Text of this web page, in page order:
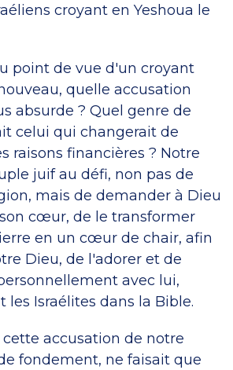
croyant en Yeshoua le
point de vue d'un croyant
quelle accusation
absurde ? Quel genre de
celui qui changerait de
raisons financières ? Notre
juif au défi, non pas de
mais de demander à Dieu
cœur, de le transformer
en un cœur de chair, afin
Dieu, de l'adorer et de
avec lui,
Israélites dans la Bible.
accusation de notre
fondement, ne faisait que